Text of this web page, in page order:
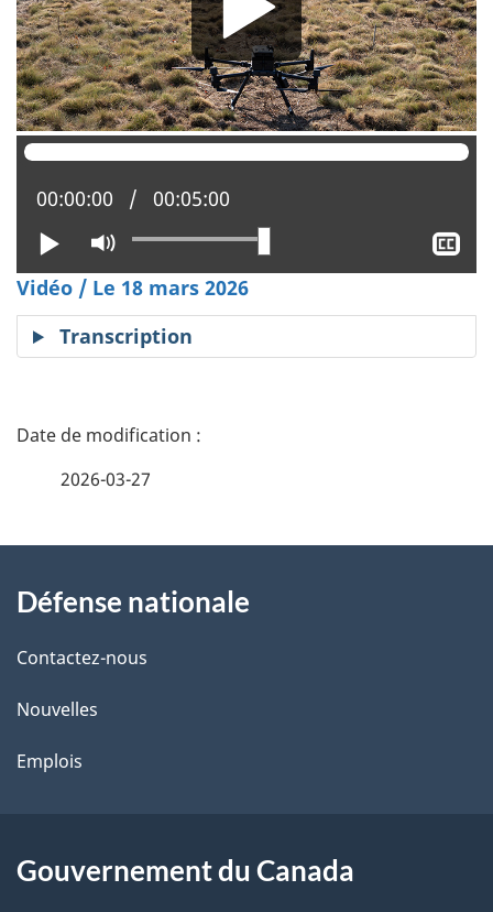
Lire
Activer
le
mode
muet
Position actuelle :
00:00:00 Temps total :
00:05:00
le
Vidéo / Le 18 mars 2026
Transcription
D
i
l
s
d
l
2026-03-27
propos
de
ce
site
Défense nationale
Contactez-nous
Nouvelles
Emplois
Gouvernement du Canada